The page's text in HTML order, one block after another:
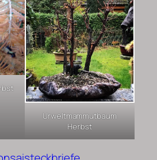
Urweltmammutbaum
Herbst